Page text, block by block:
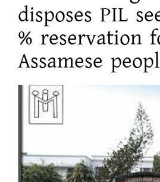
disposes PIL
% reservation
Assamese